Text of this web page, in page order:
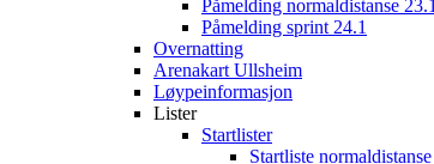
Påmelding normaldistanse 23.1
Påmelding sprint 24.1
Overnatting
Arenakart Ullsheim
Løypeinformasjon
Lister
Startlister
Startliste